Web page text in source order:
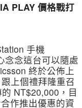
PLAY 價格戰打
手機
念念這台可以隨處
終於公佈上
上個禮拜隆重召
NT$20,000，目
作推出優惠的資